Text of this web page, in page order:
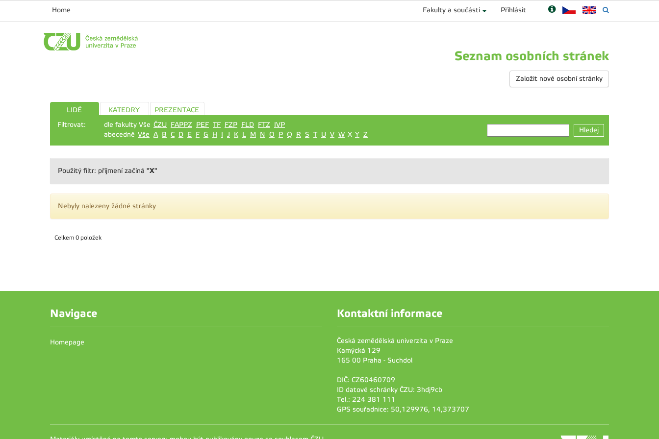
Home Fakulty a součásti Přihlásit
Seznam osobních stránek
Založit nové osobní stránky
LIDÉ KATEDRY
PREZENTACE
Filtrovat:
dle fakulty Vše ČZU FAPPZ PEF TF FZP FLD FTZ IVP
abecedně Vše A B C D E F G H I J K L M N O P Q R S T U V W X Y Z
Hledej
Použitý filtr: příjmení začíná "X"
Nebyly nalezeny žádné stránky
Celkem 0 položek
Navigace
Homepage
Kontaktní informace
Česká zemědělská univerzita v Praze
Kamýcká 129
165 00 Praha - Suchdol
DIČ: CZ60460709
ID datové schránky ČZU: 3hdj9cb
Tel.: 224 381 111
GPS souřadnice: 50,129976, 14,373707